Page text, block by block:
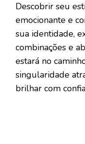
Descobrir seu
emocionante e
sua identidade,
combinações e
estará no
singularidade
brilhar com